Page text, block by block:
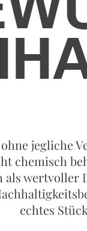
jegliche
chemisch
als
echtes